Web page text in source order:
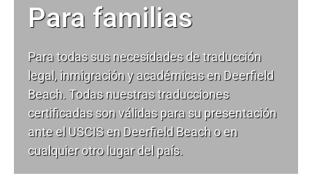
Para familias
Para todas sus necesidades detraducción
legal, inmigración y académicas en Deerfield
Beach. Todas nuestras traducciones
certificadas son válidas para su presentación
ante el USCIS en Deerfield Beach o en
cualquier otro lugar del país.